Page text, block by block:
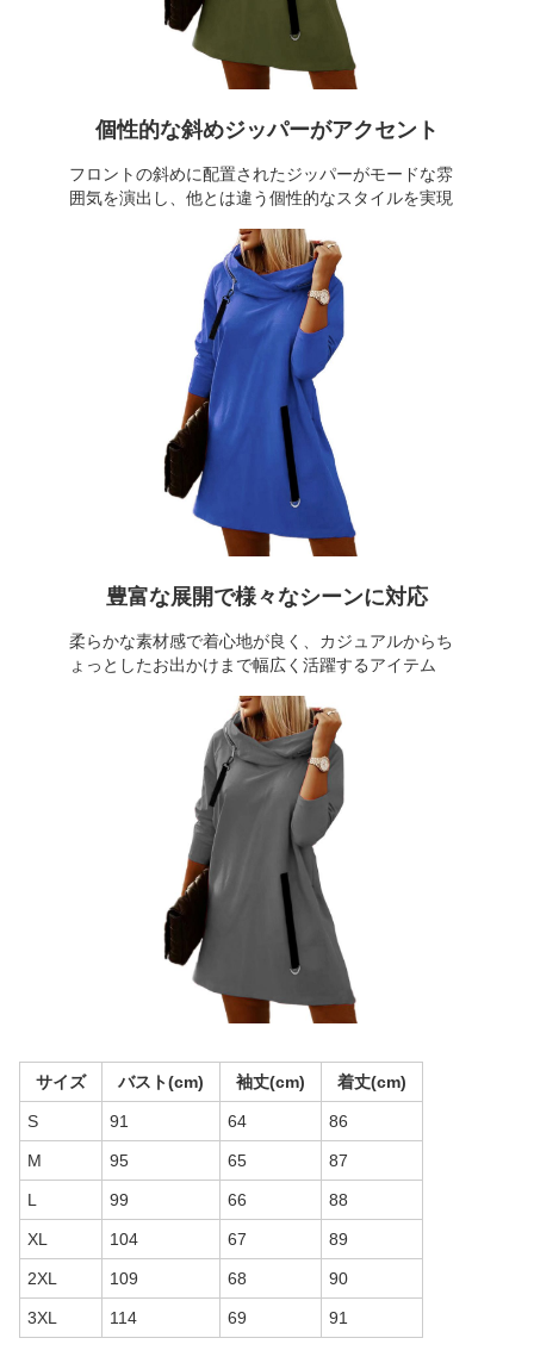
個性的な斜めジッパーがアクセント
フロントの斜めに配置されたジッパーがモードな雰
囲気を演出し、他とは違う個性的なスタイルを実現
豊富な展開で様々なシーンに対応
柔らかな素材感で着心地が良く、カジュアルからち
ょっとしたお出かけまで幅広く活躍するアイテム
サイズ バスト(cm) 袖丈(cm) 着丈(cm)
S 91 64 86
M 95 65 87
L 99 66 88
XL 104 67 89
2XL 109 68 90
3XL 114 69 91